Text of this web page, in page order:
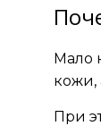
Мало
кожи,
При